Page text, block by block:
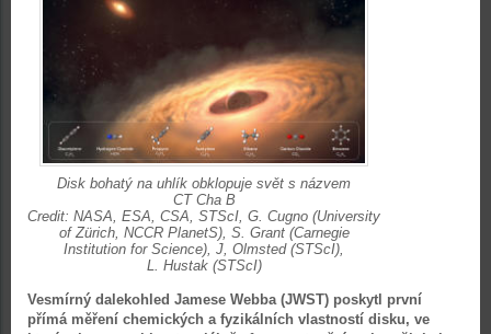
Disk bohatý na uhlík obklopuje svět s názvem
CT Cha B
Credit: NASA, ESA, CSA, STScI, G. Cugno (University
of Zürich, NCCR PlanetS), S. Grant (Carnegie
Institution for Science), J, Olmsted (STScI),
L. Hustak (STScI)
Vesmírný dalekohled Jamese Webba (JWST) poskytl první
přímá měření chemických a fyzikálních vlastností disku, ve